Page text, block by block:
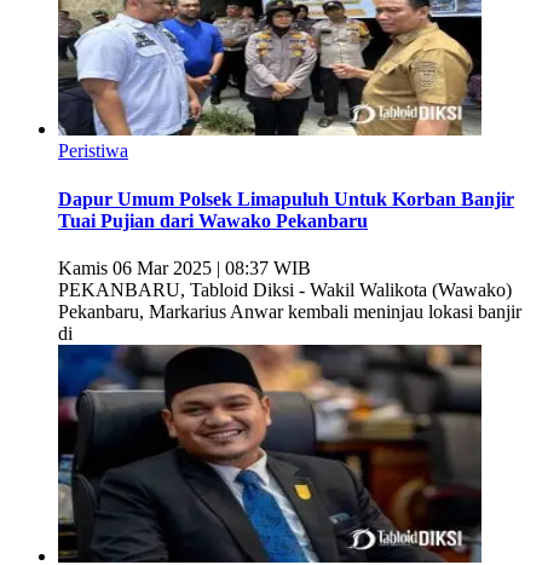
Peristiwa
Dapur Umum Polsek Limapuluh Untuk Korban Banjir
Tuai Pujian dari Wawako Pekanbaru
Kamis 06 Mar 2025 | 08:37 WIB
PEKANBARU, Tabloid Diksi - Wakil Walikota (Wawako)
Pekanbaru, Markarius Anwar kembali meninjau lokasi banjir
di